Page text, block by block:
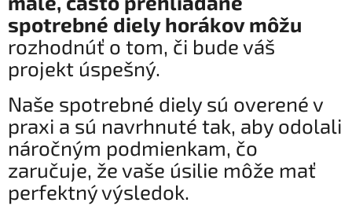
spotrebné diely horákov môžu
rozhodnúť o tom, či bude váš
projekt úspešný.
Naše spotrebné diely sú overené v
praxi a sú navrhnuté tak, aby odolali
náročným podmienkam, čo
zaručuje, že vaše úsilie môže mať
perfektný výsledok.